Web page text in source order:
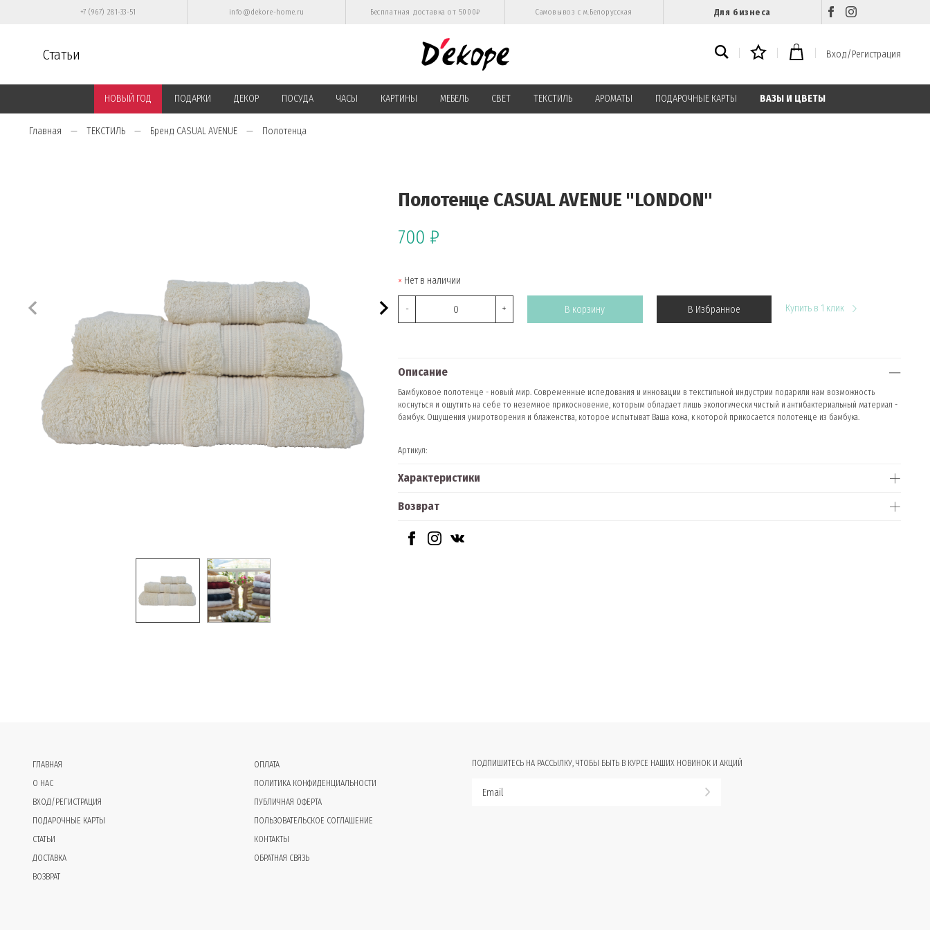
+7 (967) 281-33-51 info@dekore-home.ru Бесплатная доставка от 5000₽ Самовывоз с м.Белорусская Для бизнеса
Статьи Вход/Регистрация
НОВЫЙ ГОД ПОДАРКИ ДЕКОР ПОСУДА ЧАСЫ КАРТИНЫ МЕБЕЛЬ СВЕТ ТЕКСТИЛЬ АРОМАТЫ ПОДАРОЧНЫЕ КАРТЫ ВАЗЫ И ЦВЕТЫ
Главная ТЕКСТИЛЬ Бренд CASUAL AVENUE Полотенца
Полотенце CASUAL AVENUE "LONDON"
700 ₽
Нет в наличии
- + В корзину В Избранное Купить в 1 клик
Описание
Бамбуковое полотенце - новый мир. Современные иследования и инновации в текстильной индустрии подарили нам возможность
коснуться и ощутить на себе то неземное прикосновение, которым обладает лишь экологически чистый и антибактериальный материал -
бамбук. Ощущения умиротворения и блаженства, которое испытыват Ваша кожа, к которой прикосается полотенце из бамбука.
Артикул:
Характеристики
Возврат
ГЛАВНАЯ
О НАС
ВХОД/РЕГИСТРАЦИЯ
ПОДАРОЧНЫЕ КАРТЫ
СТАТЬИ
ДОСТАВКА
ВОЗВРАТ
ОПЛАТА
ПОЛИТИКА КОНФИДЕНЦИАЛЬНОСТИ
ПУБЛИЧНАЯ ОФЕРТА
ПОЛЬЗОВАТЕЛЬСКОЕ СОГЛАШЕНИЕ
КОНТАКТЫ
ОБРАТНАЯ СВЯЗЬ
ПОДПИШИТЕСЬ НА РАССЫЛКУ, ЧТОБЫ БЫТЬ В КУРСЕ НАШИХ НОВИНОК И АКЦИЙ